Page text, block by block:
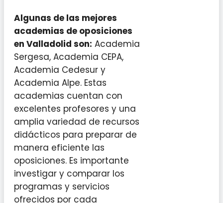
Algunas de las mejores
academias de oposiciones
en Valladolid son: Academia
Sergesa, Academia CEPA,
Academia Cedesur y
Academia Alpe. Estas
academias cuentan con
excelentes profesores y una
amplia variedad de recursos
didácticos para preparar de
manera eficiente las
oposiciones. Es importante
investigar y comparar los
programas y servicios
ofrecidos por cada